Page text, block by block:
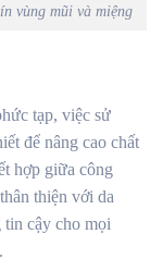
vùng mũi và miệng
tạp, việc sử
để nâng cao chất
hợp giữa công
thiện với da
tin cậy cho mọi